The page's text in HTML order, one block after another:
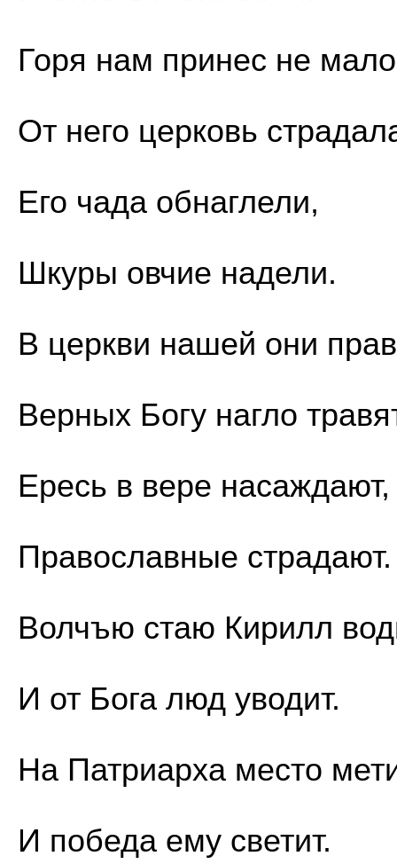
Горя нам принес не
От него церковь
Его чада обнаглели,
Шкуры овчие надели.
В церкви нашей они
Верных Богу нагло
Ересь в вере насаждают,
Православные страдают.
Волчъю стаю Кирилл
И от Бога люд уводит.
На Патриарха место
И победа ему светит.